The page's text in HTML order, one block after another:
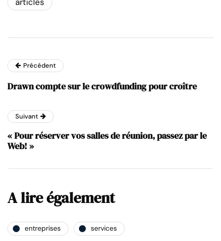
Précédent
Drawn compte sur le crowdfunding pour croître
Suivant
« Pour réserver vos salles de réunion, passez par le
Web! »
A lire également
entreprises services